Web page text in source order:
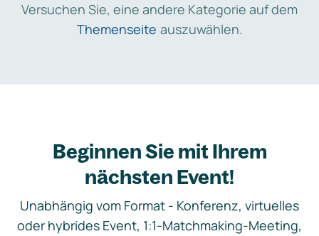
Versuchen Sie, eine andere Kategorie auf dem
Themenseite auszuwählen.
Beginnen Sie mit Ihrem
nächsten Event!
Unabhängig vom Format - Konferenz, virtuelles
oder hybrides Event, 1:1-Matchmaking-Meeting,